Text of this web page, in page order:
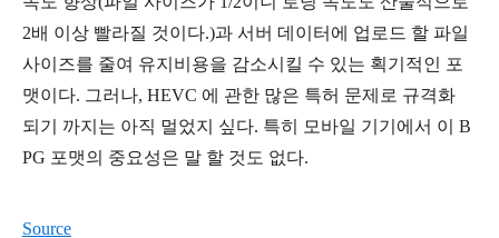
2배 이상 빨라질 것이다.)과 서버 데이터에 업로드 할 파일
사이즈를 줄여 유지비용을 감소시킬 수 있는 획기적인 포
맷이다. 그러나, HEVC 에 관한 많은 특허 문제로 규격화
되기 까지는 아직 멀었지 싶다. 특히 모바일 기기에서 이 B
PG 포맷의 중요성은 말 할 것도 없다.
Source